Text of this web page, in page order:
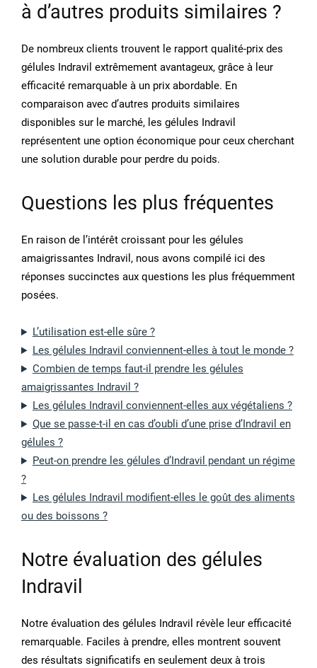
à d’autres produits similaires ?
De nombreux clients trouvent le rapport qualité-prix des
gélules Indravil extrêmement avantageux, grâce à leur
efficacité remarquable à un prix abordable. En
comparaison avec d’autres produits similaires
disponibles sur le marché, les gélules Indravil
représentent une option économique pour ceux cherchant
une solution durable pour perdre du poids.
Questions les plus fréquentes
En raison de l’intérêt croissant pour les gélules
amaigrissantes Indravil, nous avons compilé ici des
réponses succinctes aux questions les plus fréquemment
posées.
L’utilisation est-elle sûre ?
Les gélules Indravil conviennent-elles à tout le monde ?
Combien de temps faut-il prendre les gélules
amaigrissantes Indravil ?
Les gélules Indravil conviennent-elles aux végétaliens ?
Que se passe-t-il en cas d’oubli d’une prise d’Indravil en
gélules ?
Peut-on prendre les gélules d’Indravil pendant un régime
?
Les gélules Indravil modifient-elles le goût des aliments
ou des boissons ?
Notre évaluation des gélules
Indravil
Notre évaluation des gélules Indravil révèle leur efficacité
remarquable. Faciles à prendre, elles montrent souvent
des résultats significatifs en seulement deux à trois